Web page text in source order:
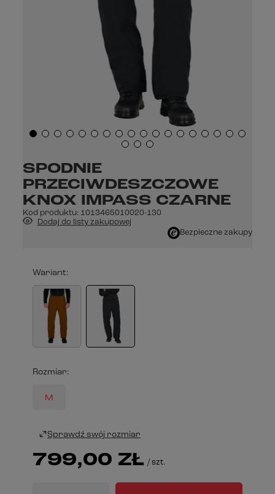
SPODNIE
PRZECIWDESZCZOWE
KNOX IMPASS CZARNE
Kod produktu: 1013465010020-130
Dodaj do listy zakupowej
Bezpieczne zakupy
Wariant
Rozmiar
M
Sprawdź swój rozmiar
799,00 ZŁ / szt.